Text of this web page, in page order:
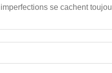
imperfections se cachent